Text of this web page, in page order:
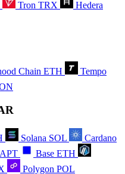
Tron TRX
Hedera
Chain ETH
Tempo
Solana SOL
Cardano
APT Base ETH
Polygon POL